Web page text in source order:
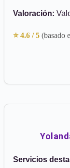
Valoración:
⭐ 4.6 / 5 (basado
Servicios